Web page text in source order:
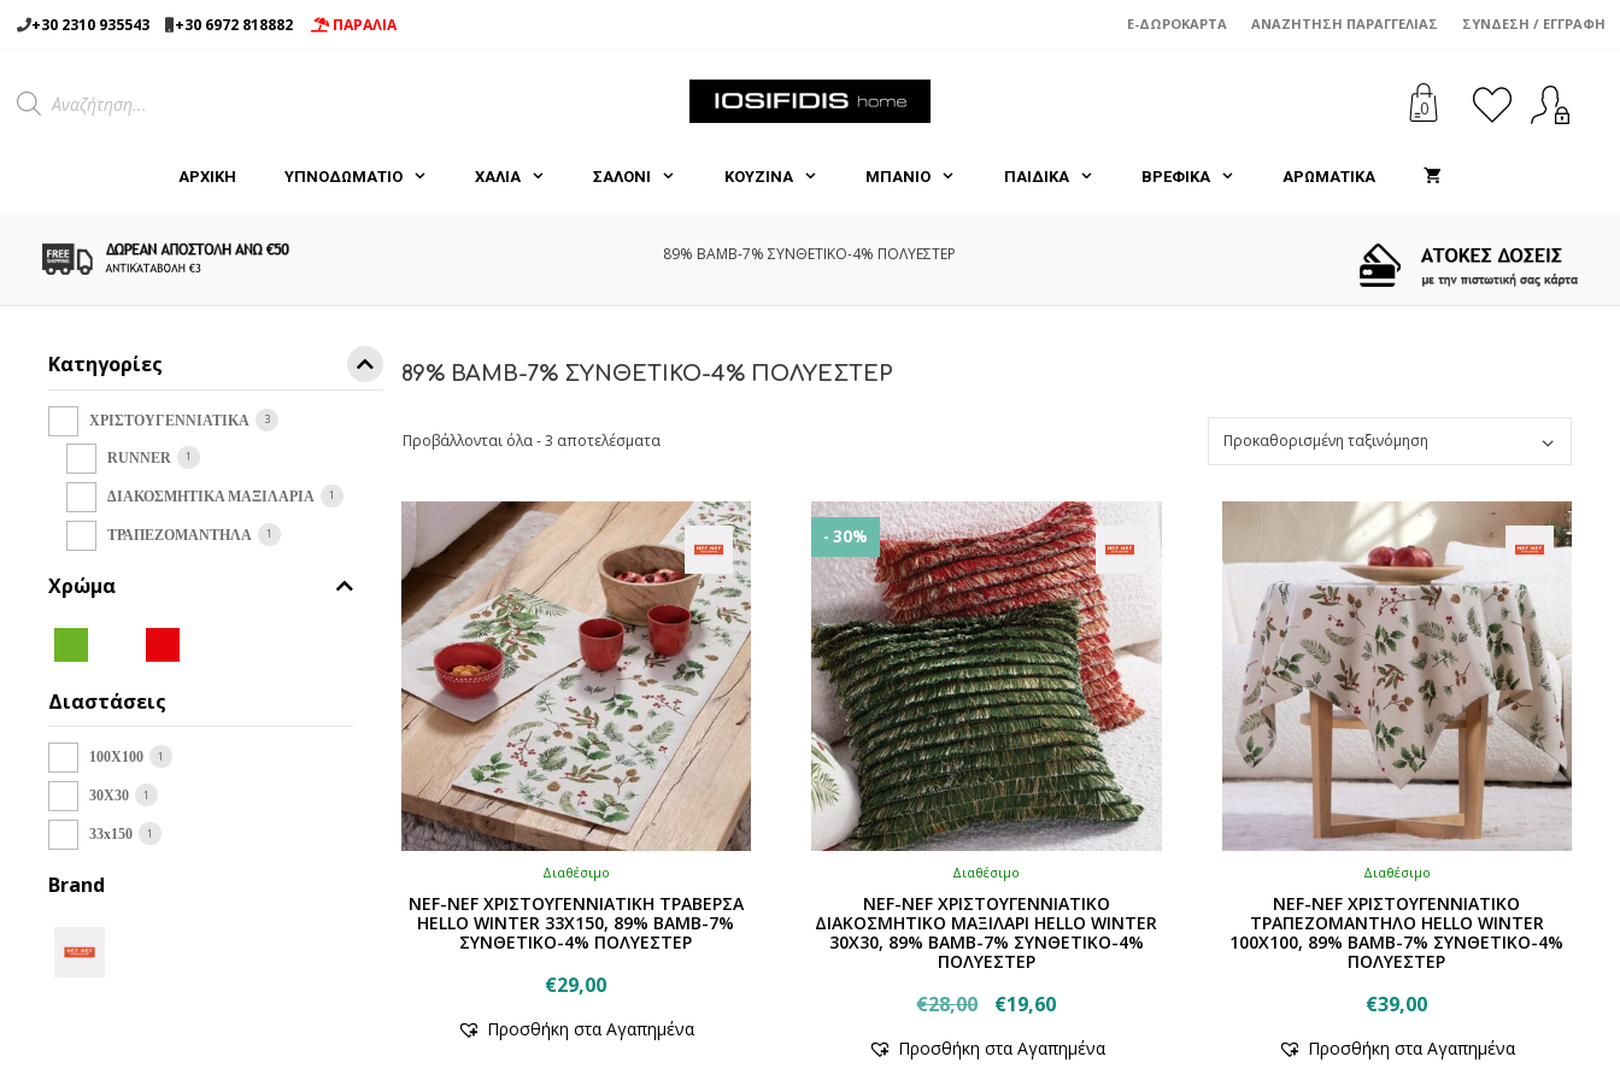
Μετάβαση
σε
+30 2310 935543 +30 6972 818882 ΠΑΡΑΛΙΑ E-ΔΩΡΟΚΆΡΤΑ ΑΝΑΖΉΤΗΣΗ ΠΑΡΑΓΓΕΛΊΑΣ ΣΎΝΔΕΣΗ / ΕΓΓΡΑΦΉ
Products
search 0
ΑΡΧΙΚΉ ΥΠΝΟΔΩΜΑΤΙΟ ΧΑΛΙΑ ΣΑΛΟΝΙ ΚΟΥΖΙΝΑ ΜΠΑΝΙΟ ΠΑΙΔΙΚΑ ΒΡΕΦΙΚΑ ΑΡΩΜΑΤΙΚΑ
89% BAMB-7% ΣΥΝΘΕΤΙΚΟ-4% ΠΟΛΥΕΣΤΕΡ
89% BAMB-7% ΣΥΝΘΕΤΙΚΟ-4% ΠΟΛΥΕΣΤΕΡ
Προβάλλονται όλα - 3 αποτελέσματα
Διαθέσιμο
NEF-NEF ΧΡΙΣΤΟΥΓΕΝΝΙΑΤΙΚΗ ΤΡΑΒΕΡΣΑ
HELLO WINTER 33X150, 89% BAMB-7%
ΣΥΝΘΕΤΙΚΟ-4% ΠΟΛΥΕΣΤΕΡ
€29,00
το
Προσθήκη στα Αγαπημένα
- 30%
Διαθέσιμο
NEF-NEF ΧΡΙΣΤΟΥΓΕΝΝΙΑΤΙΚΟ
ΔΙΑΚΟΣΜΗΤΙΚΟ ΜΑΞΙΛΑΡΙ HELLO WINTER
30X30, 89% BAMB-7% ΣΥΝΘΕΤΙΚΟ-4%
ΠΟΛΥΕΣΤΕΡ
€28,00
Original
was:
€19,60Η
τιμή
το
Προσθήκη στα Αγαπημένα
Διαθέσιμο
NEF-NEF ΧΡΙΣΤΟΥΓΕΝΝΙΑΤΙΚΟ
ΤΡΑΠΕΖΟΜΑΝΤΗΛΟ HELLO WINTER
100X100, 89% BAMB-7% ΣΥΝΘΕΤΙΚΟ-4%
ΠΟΛΥΕΣΤΕΡ
€39,00
το
Προσθήκη στα Αγαπημένα
Κατηγορίες
ΧΡΙΣΤΟΥΓΕΝΝΙΑΤΙΚΑ 3
RUNNER 1
ΔΙΑΚΟΣΜΗΤΙΚΑ ΜΑΞΙΛΑΡΙΑ 1
ΤΡΑΠΕΖΟΜΑΝΤΗΛΑ 1
Χρώμα
Διαστάσεις
100X100 1
30X30 1
33x150 1
Brand